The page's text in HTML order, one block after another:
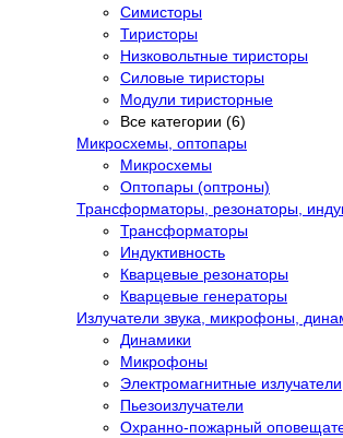
Симисторы
Тиристоры
Низковольтные тиристоры
Силовые тиристоры
Модули тиристорные
Все категории (6)
Микросхемы, оптопары
Микросхемы
Оптопары (оптроны)
Трансформаторы, резонаторы,
Трансформаторы
Индуктивность
Кварцевые резонаторы
Кварцевые генераторы
Излучатели звука, микрофоны,
Динамики
Микрофоны
Электромагнитные излучатели
Пьезоизлучатели
Охранно-пожарный